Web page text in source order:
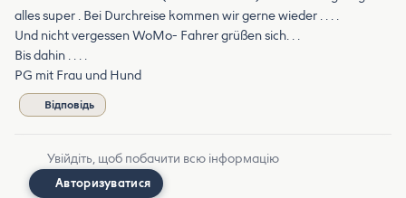
alles super . Bei Durchreise kommen wir gerne wieder . . . .
Und nicht vergessen WoMo- Fahrer grüßen sich. . .
Bis dahin . . . .
PG mit Frau und Hund
Відповідь
Увійдіть, щоб побачити всю інформацію
Авторизуватися